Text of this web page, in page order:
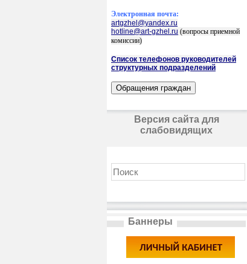
Электронная почта:
artgzhel@yandex.ru
hotline@art-gzhel.ru (вопросы приемной
комиссии)
Список телефонов руководителей
структурных подразделений
Версия сайта для
слабовидящих
Баннеры